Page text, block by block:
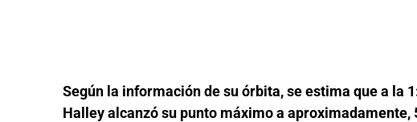
Según la información de su órbita, se estima que a la
Halley alcanzó su punto máximo a